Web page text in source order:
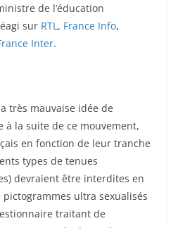
de l’éducation
sur RTL, France Info,
Inter.
très mauvaise idée de
à la suite de ce mouvement,
en fonction de leur tranche
types de tenues
devraient être interdites en
ultra sexualisés
traitant de